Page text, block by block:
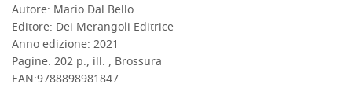
Autore: Mario Dal Bello
Editore: Dei Merangoli Editrice
Anno edizione: 2021
Pagine: 202 p., ill. , Brossura
EAN:9788898981847